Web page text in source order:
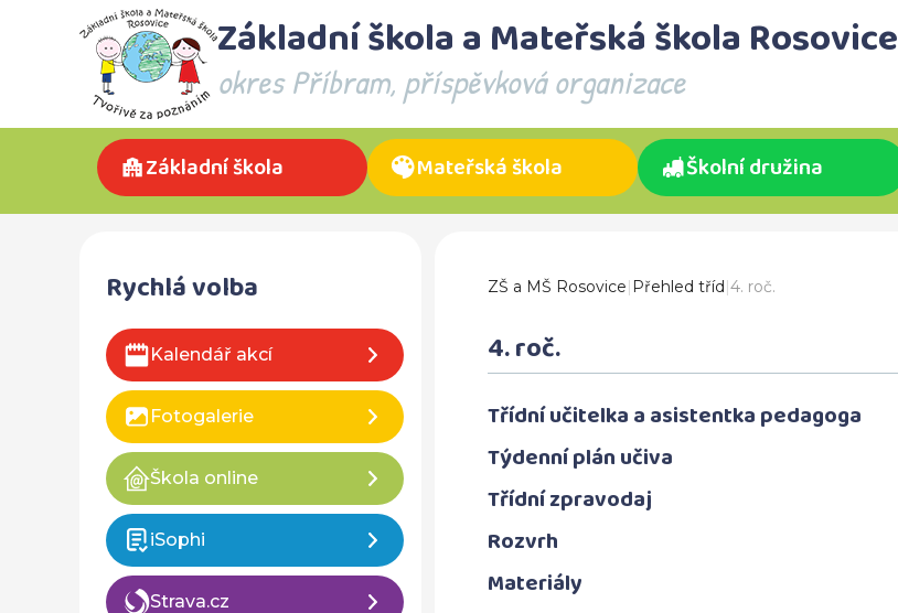
Základní škola a Mateřská škola Rosovice
okres Příbram, příspěvková organizace
Základní škola Mateřská škola Školní družina
ZŠ a MŠ Rosovice| Přehled tříd|4. roč.
4. roč.
Třídní učitelka a asistentka pedagoga
Týdenní plán učiva
Třídní zpravodaj
Rozvrh
Materiály
Rychlá volba
Kalendář akcí
Fotogalerie
Škola online
iSophi
Strava.cz